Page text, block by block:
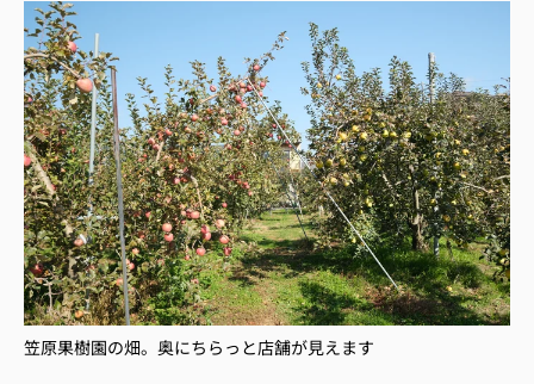
笠原果樹園の畑。奥にちらっと店舗が見えます